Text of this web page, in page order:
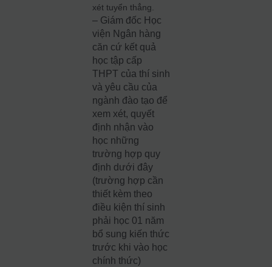
xét tuyển thẳng.
– Giám đốc Học
viện Ngân hàng
căn cứ kết quả
học tập cấp
THPT của thí sinh
và yêu cầu của
ngành đào tạo để
xem xét, quyết
định nhận vào
học những
trường hợp quy
định dưới đây
(trường hợp cần
thiết kèm theo
điều kiện thí sinh
phải học 01 năm
bổ sung kiến thức
trước khi vào học
chính thức)